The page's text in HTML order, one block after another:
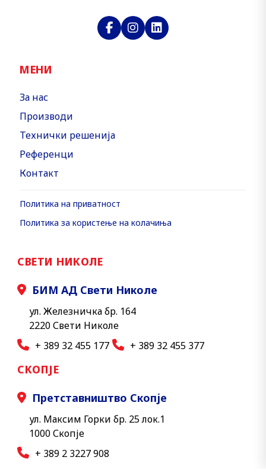
МЕНИ
За нас
Производи
Технички решенија
Референци
Контакт
Политика на приватност
Политика за користење на колачиња
СВЕТИ НИКОЛЕ
БИМ АД Свети Николе
ул. Железничка бр. 164
2220 Свети Николе
+ 389 32 455 177
+ 389 32 455 377
СКОПЈЕ
Претставништво Скопје
ул. Максим Горки бр. 25 лок.1
1000 Скопје
+ 389 2 3227 908